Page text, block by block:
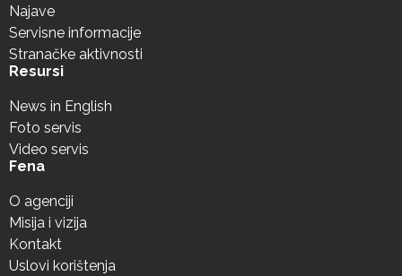
Najave
Servisne informacije
Stranačke aktivnosti
Resursi
News in English
Foto servis
Video servis
Fena
O agenciji
Misija i vizija
Kontakt
Uslovi korištenja